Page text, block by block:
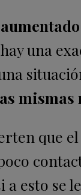
una
que
a esto se